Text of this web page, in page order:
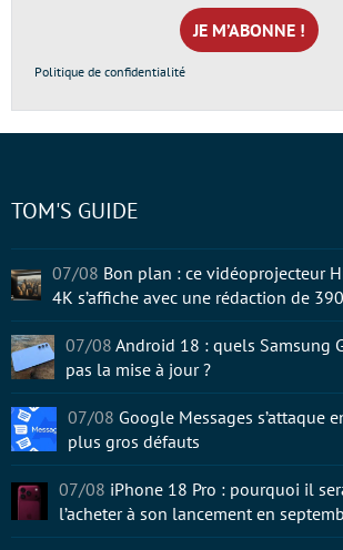
mail
*
Politique de confidentialité
TOM'S GUIDE
07/08 Bon plan : ce vidéoprojecteur
4K s’affiche avec une rédaction de
07/08 Android 18 : quels Samsung
pas la mise à jour ?
07/08 Google Messages s’attaque
plus gros défauts
07/08 iPhone 18 Pro : pourquoi il
l’acheter à son lancement en